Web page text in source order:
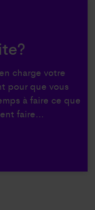
charge votre
pour que vous
à faire ce que
faire…